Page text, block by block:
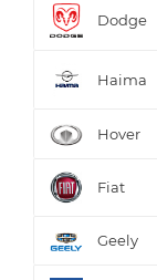
Dodge
Haima
Hover
Fiat
Geely